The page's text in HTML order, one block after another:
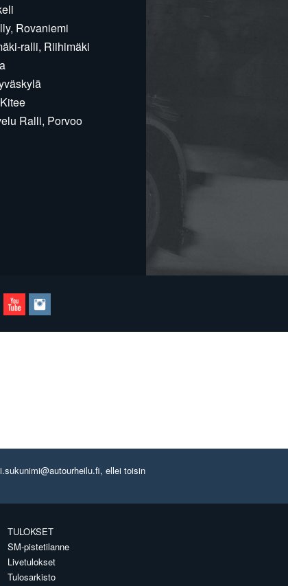
Rovaniemi
ralli, Riihimäki
Ralli, Porvoo
ellei toisin
TULOKSET
SM-pistetilanne
Livetulokset
Tulosarkisto